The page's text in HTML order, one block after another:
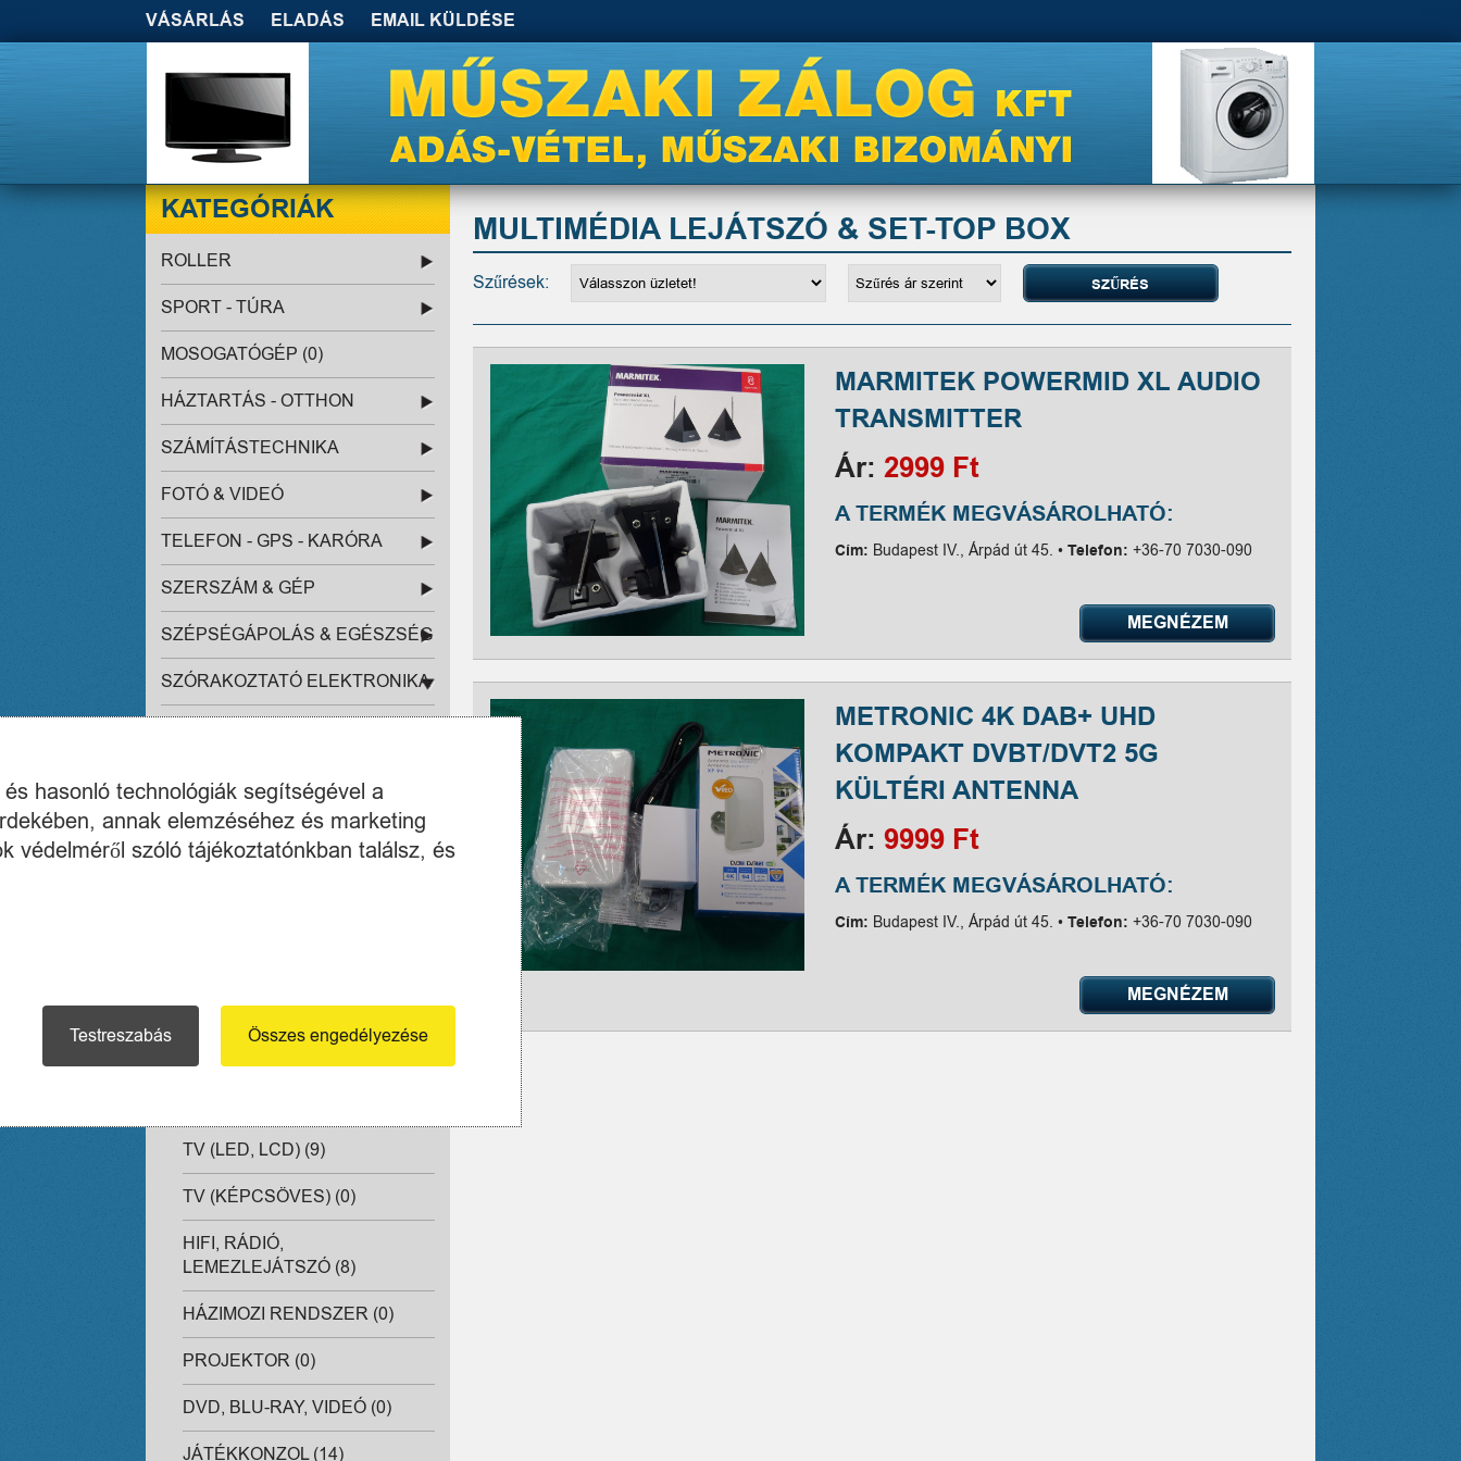
VÁSÁRLÁS ELADÁS EMAIL KÜLDÉSE
KATEGÓRIÁK
ROLLER
SPORT - TÚRA
MOSOGATÓGÉP (0)
HÁZTARTÁS - OTTHON
SZÁMÍTÁSTECHNIKA
FOTÓ & VIDEÓ
TELEFON - GPS - KARÓRA
SZERSZÁM & GÉP
SZÉPSÉGÁPOLÁS & EGÉSZSÉG
SZÓRAKOZTATÓ ELEKTRONIKA
SET-TOP BOX (2)
BLUETOOTH HANGSZÓRÓ (0)
HI-FI FEJHALLGATÓK (9)
TV (LED, LCD) (9)
TV (KÉPCSÖVES) (0)
HIFI, RÁDIÓ,
LEMEZLEJÁTSZÓ (8)
HÁZIMOZI RENDSZER (0)
PROJEKTOR (0)
DVD, BLU-RAY, VIDEÓ (0)
JÁTÉKKONZOL (14)
MULTIMÉDIA LEJÁTSZÓ & SET-TOP BOX
Szűrések:
MARMITEK POWERMID XL AUDIO
TRANSMITTER
Ár:2999 Ft
A TERMÉK MEGVÁSÁROLHATÓ:
Cím: Budapest IV., Árpád út 45. •Telefon:+36-70 7030-090
MEGNÉZEM
METRONIC 4K DAB+ UHD
KOMPAKT DVBT/DVT2 5G
KÜLTÉRI ANTENNA
Ár:9999 Ft
A TERMÉK MEGVÁSÁROLHATÓ:
Cím: Budapest IV., Árpád út 45. •Telefon:+36-70 7030-090
MEGNÉZEM
hasonló technológiák segítségével a
annak elemzéséhez és marketing
védelméről szóló tájékoztatónkban találsz, és
Testreszabás Összes engedélyezése